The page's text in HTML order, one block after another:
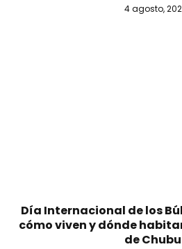
4 agosto,
Día Internacional de los
cómo viven y dónde
de